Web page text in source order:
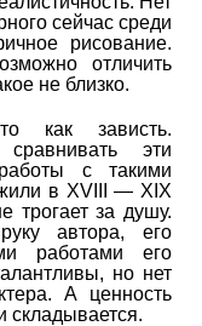
сейчас среди
рисование.
отличить
не близко.
как зависть.
эти
с такими
в XVIII — XIX
трогает за душу.
автора, его
работами его
но нет
А ценность
складывается.